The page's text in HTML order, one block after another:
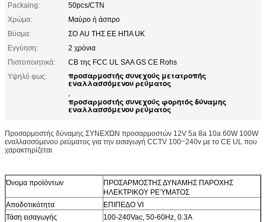
Packaing:
50pcs/CTN
Χρώμα:
Μαύρο ή άσπρο
Βύσμα:
ΣΟ AU ΤΗΣ ΕΕ ΗΠΑ UK
Εγγύηση:
2 χρόνια
Πιστοποιητικά:
CB της FCC UL SAA GS CE Rohs
Υψηλό φως:
προσαρμοστής συνεχούς μετατροπής
εναλλασσόμενου ρεύματος
,
προσαρμοστής συνεχούς φορητός δύναμης
εναλλασσόμενου ρεύματος
Προσαρμοστής δύναμης ΣΥΝΕΧΏΝ προσαρμοστών 12V 5a 8a 10a 60W 100W
εναλλασσόμενου ρεύματος για την εισαγωγή CCTV 100~240v με το CE UL που
χαρακτηρίζεται
Όνομα προϊόντων
ΠΡΟΣΑΡΜΟΣΤΗΣ ΔΥΝΑΜΗΣ ΠΑΡΟΧΗΣ
ΗΛΕΚΤΡΙΚΟΥ ΡΕΎΜΑΤΟΣ
Αποδοτικότητα
ΕΠΙΠΕΔΟ VI
Τάση εισαγωγής
100-240Vac, 50-60Hz, 0.3A